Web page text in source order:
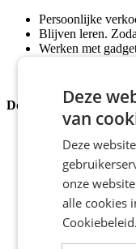
Persoonlijke
Blijven leren.
Werken met
Doen
product uit te
Jezelf als
naar een hoger
Vragen en
verlaat met een
Zorgen dat
Deze
van
Deze
onze
alle cookies
Cookiebeleid.